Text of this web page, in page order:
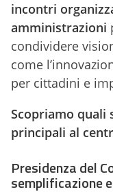
incontri
amministrazioni
condividere
come
per cittadini e
Scopriamo quali
principali al
Presidenza del
semplificazione